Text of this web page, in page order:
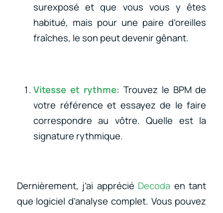
surexposé et que vous vous y êtes
habitué, mais pour une paire d’oreilles
fraîches, le son peut devenir gênant.
Vitesse et rythme: Trouvez le BPM de
votre référence et essayez de le faire
correspondre au vôtre. Quelle est la
signature rythmique.
Dernièrement, j’ai apprécié Decoda en tant
que logiciel d’analyse complet. Vous pouvez